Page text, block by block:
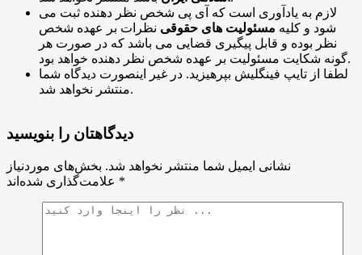
لازم به یادآوری است که آی پی شخص نظر دهنده ثبت می
شود و کلیه مسئولیت های حقوقی نظرات بر عهده شخص
نظر بوده و قابل پیگیری قضایی می باشد که در صورت هر
گونه شکایت مسئولیت بر عهده شخص نظر دهنده خواهد بود.
لطفا از تایپ فینگلیش بپرهیزید. در غیر اینصورت دیدگاه شما
منتشر نخواهد شد.
دیدگاهتان را بنویسید
نشانی ایمیل شما منتشر نخواهد شد. بخش‌های موردنیاز
*